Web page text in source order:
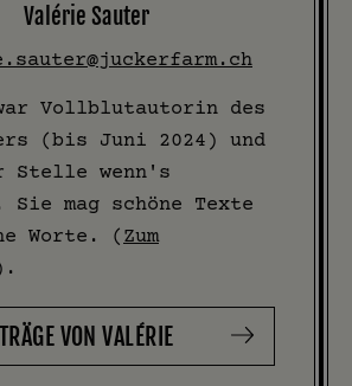
Valérie Sauter
Vollblutautorin des
(bis Juni 2024) und
Stelle wenn's
mag schöne Texte
Worte. ( Zum
VON VALÉRIE